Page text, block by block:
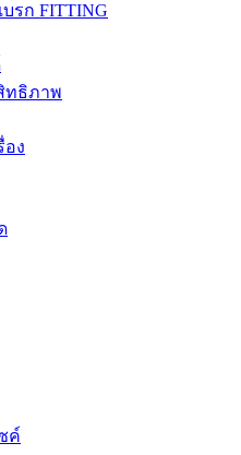
รก FITTING
ทธิภาพ
อง
ค์